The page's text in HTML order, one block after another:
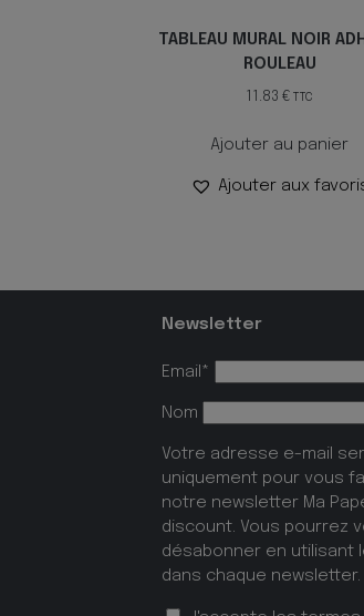
TABLEAU MURAL NOIR
ROULEAU
11.83€ TTC
Ajouter au panier
Ajouter aux
Newsletter
Email*
Nom
Votre adresse e-mail
uniquement pour vous
notre newsletter Ma
discount. Vous pourrez
désabonner en utilisant
dans chaque newsletter.